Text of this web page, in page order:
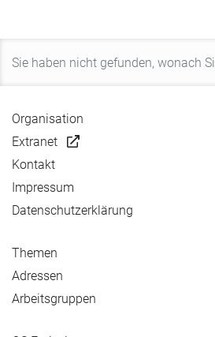
Organisation
Extranet
Kontakt
Impressum
Datenschutzerklärung
Themen
Adressen
Arbeitsgruppen